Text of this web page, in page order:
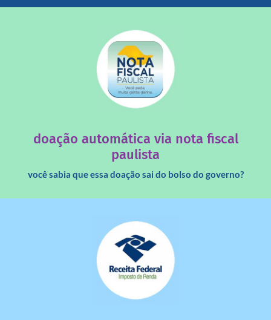
doação automática via nota fiscal
paulista
você sabia que essa doação sai do bolso do governo?
saiba mais
dinheiro deixa de ir para o governo?
saiba mais